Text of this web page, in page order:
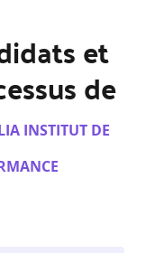
et
de
INSTITUT DE